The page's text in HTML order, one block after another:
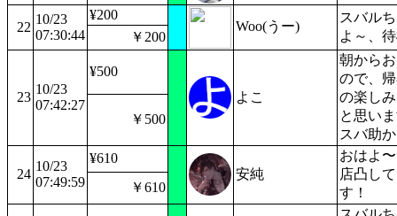
22
10/23
07:30:44
¥200
Woo(うー)
スバル
よ～、
￥200
23
10/23
07:42:27
¥500
よこ
朝から
ので、
の楽し
と思い
スバ助
￥500
24
10/23
07:49:59
¥610
安純
おはよ
店凸し
す！
￥610